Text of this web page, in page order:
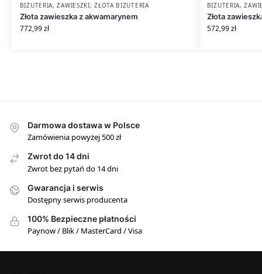
BIŻUTERIA,ZAWIESZKI,ZŁOTA BIŻUTERIA
Złota zawieszka z akwamarynem
772,99zł
BIŻUTERIA,
Złota
572,99zł
Darmowa dostawa w Polsce
Zamówienia powyżej 500 zł
Zwrot do 14 dni
Zwrot bez pytań do 14 dni
Gwarancja i serwis
Dostępny serwis producenta
100% Bezpieczne płatności
Paynow / Blik / MasterCard / Visa